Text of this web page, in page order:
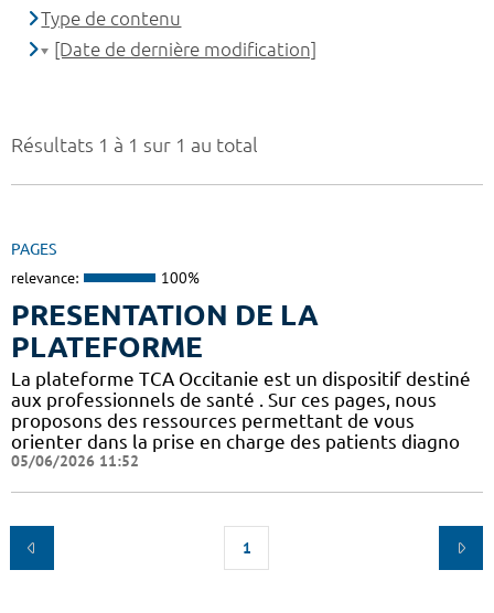
Résultats 1 à 1 sur 1 au total
PAGES
relevance: 100%
PRESENTATION DE LA
PLATEFORME
La plateforme TCA Occitanie est un dispositif destiné
aux professionnels de santé . Sur ces pages, nous
proposons des ressources permettant de vous
orienter dans la prise en charge des patients diagno
05/06/2026 11:52
1
Type de contenu
[Date de dernière modification]